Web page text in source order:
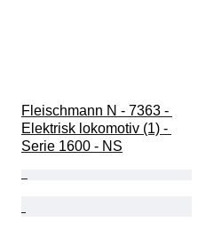
Fleischmann N - 7363 -
Elektrisk lokomotiv (1) -
Serie 1600 - NS